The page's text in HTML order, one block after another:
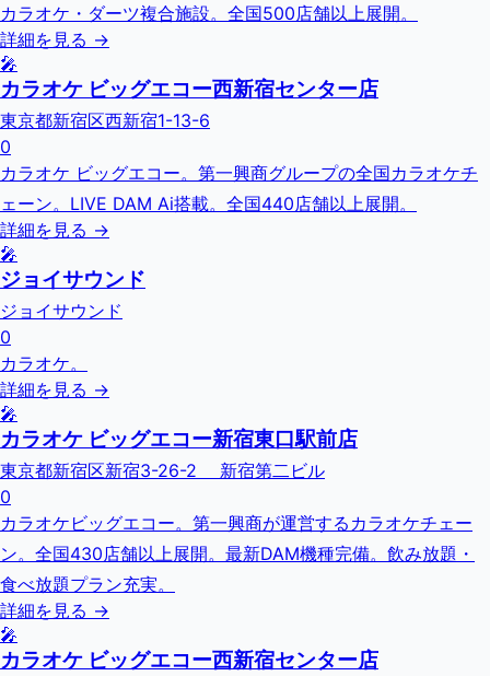
カラオケ・ダーツ複合施設。全国500店舗以上展開。
詳細を見る →
🎤
カラオケ ビッグエコー西新宿センター店
東京都新宿区西新宿1-13-6
0
カラオケ ビッグエコー。第一興商グループの全国カラオケチ
ェーン。LIVE DAM Ai搭載。全国440店舗以上展開。
詳細を見る →
🎤
ジョイサウンド
ジョイサウンド
0
カラオケ。
詳細を見る →
🎤
カラオケ ビッグエコー新宿東口駅前店
東京都新宿区新宿3-26-2 新宿第二ビル
0
カラオケビッグエコー。第一興商が運営するカラオケチェー
ン。全国430店舗以上展開。最新DAM機種完備。飲み放題・
食べ放題プラン充実。
詳細を見る →
🎤
カラオケ ビッグエコー西新宿センター店